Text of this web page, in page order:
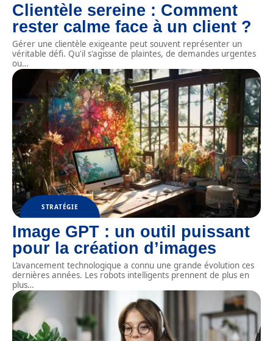
Clientèle sereine : Comment
rester calme face à un client ?
Gérer une clientèle exigeante peut souvent représenter un
véritable défi. Qu'il s'agisse de plaintes, de demandes urgentes
ou…
STRATÉGIE
Image GPT : un outil puissant
pour la création d’images
L’avancement technologique a connu une grande évolution ces
dernières années. Les robots intelligents prennent de plus en
plus…